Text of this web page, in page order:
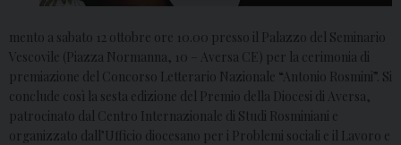
mento a sabato 12 ottobre ore 10.00 presso il Palazzo del Seminario
Vescovile (Piazza Normanna, 10 – Aversa CE) per la cerimonia di
premiazione del Concorso Letterario Nazionale “Antonio Rosmini”. Si
conclude così la sesta edizione del Premio della Diocesi di Aversa,
patrocinato dal Centro Internazionale di Studi Rosminiani e
organizzato dall’Ufficio diocesano per i Problemi sociali e il Lavoro e